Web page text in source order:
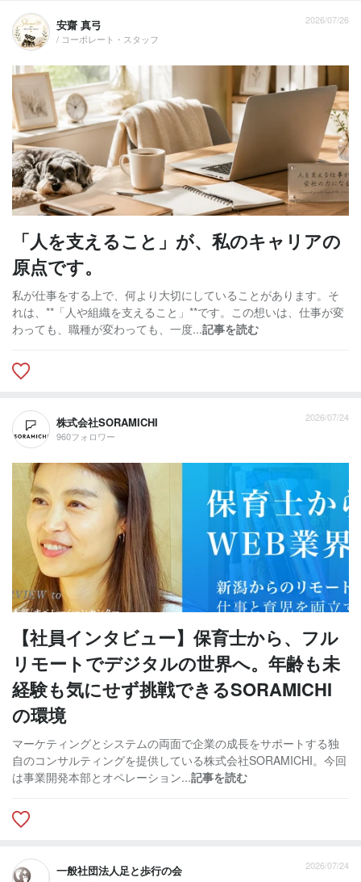
安齋 真弓
/ コーポレート・スタッフ
2026/07/26
「人を支えること」が、私のキャリアの
原点です。
私が仕事をする上で、何より大切にしていることがあります。そ
れは、**「人や組織を支えること」**です。この想いは、仕事が変
わっても、職種が変わっても、一度...記事を読む
株式会社SORAMICHI
960フォロワー
2026/07/24
【社員インタビュー】保育士から、フル
リモートでデジタルの世界へ。年齢も未
経験も気にせず挑戦できるSORAMICHI
の環境
マーケティングとシステムの両面で企業の成長をサポートする独
自のコンサルティングを提供している株式会社SORAMICHI。今回
は事業開発本部とオペレーション...記事を読む
一般社団法人足と歩行の会 2026/07/24